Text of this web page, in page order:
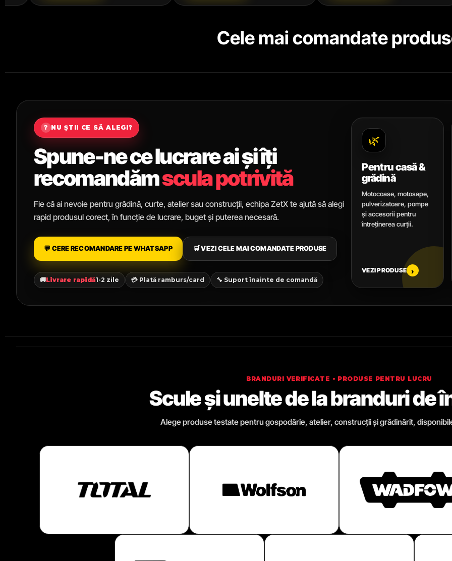
Cele mai comandate
? NU ȘTII CE SĂ ALEGI?
Spune-ne ce lucrare ai și îți
recomandămscula potrivită
Fie că ai nevoie pentru grădină, curte, atelier sau construcții, echipa ZetX te ajută să alegi
rapid produsul corect, în funcție de lucrare, buget și puterea necesară.
💬 CERE RECOMANDARE PE WHATSAPP 🛒 VEZI CELE MAI COMANDATE PRODUSE
🚚Livrare rapidă1-2 zile 💳 Plată ramburs/card 🔧 Suport înainte de comandă
🌿
Pentru casă &
grădină
Motocoase, motosape,
pulverizatoare, pompe
și accesorii pentru
întreținerea curții.
VEZI PRODUSE ›
BRANDURI VERIFICATE • PRODUSE PENTRU LUCRU
Scule și unelte de la branduri de
Alege produse testate pentru gospodărie, atelier, construcții și grădinărit,